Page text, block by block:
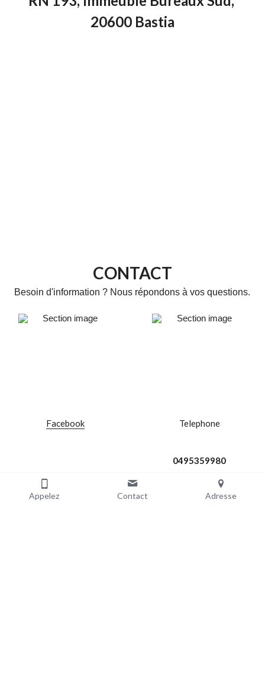
20600 Bastia
CONTACT
Besoin d'information ? Nous répondons à vos questions.
Facebook Telephone
0495359980
Appelez Contact Adresse